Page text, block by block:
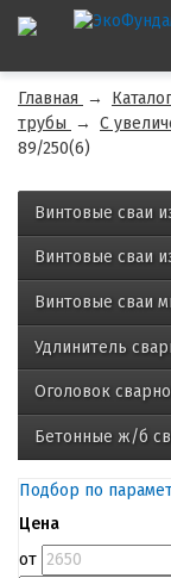
Главная → Каталог
трубы → С
89/250(6)
Винтовые сваи
Винтовые сваи
Винтовые сваи
Удлинитель
Оголовок
Бетонные ж/б
Подбор по
Цена
от